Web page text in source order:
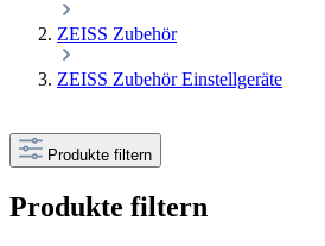
ZEISS Zubehör
ZEISS Zubehör Einstellgeräte
Produkte filtern
Produkte filtern